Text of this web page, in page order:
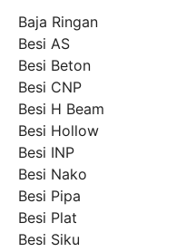
Baja Ringan
Besi AS
Besi Beton
Besi CNP
Besi H Beam
Besi Hollow
Besi INP
Besi Nako
Besi Pipa
Besi Plat
Besi Siku